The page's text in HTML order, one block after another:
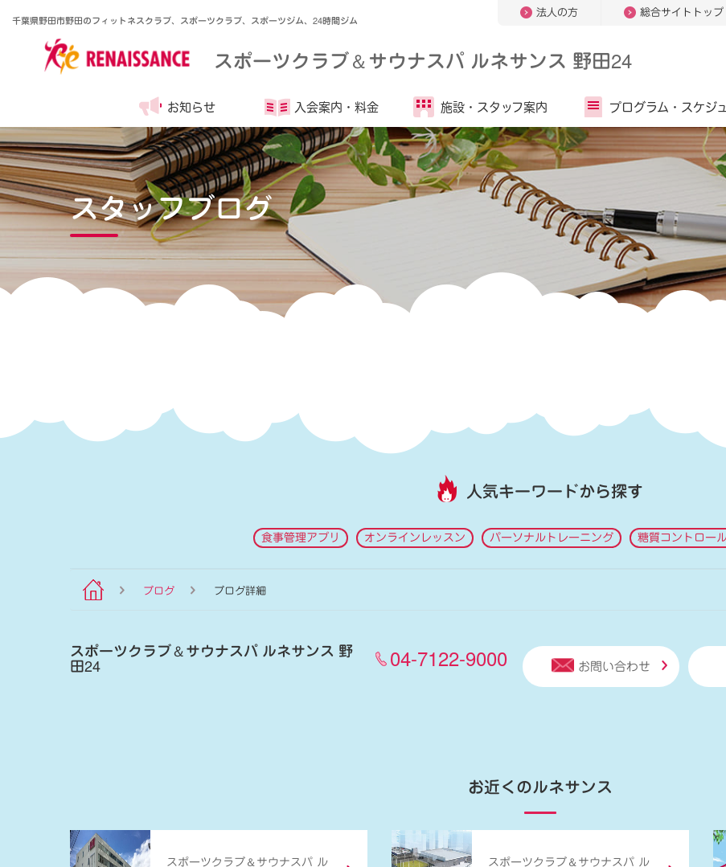
千葉県野田市野田のフィットネスクラブ、スポーツクラブ、スポーツジム、24時間ジム
法人の方 総合サイトトップ
スポーツクラブ＆サウナスパ ルネサンス 野田24
お知らせ 入会案内・ 料金 施設・ スタッフ案内 プログラム・ スケジ
スタッフブログ
人気キーワードから探す
食事管理アプリ オンラインレッスン パーソナルトレーニング 糖質コントロー
ブログ ブログ詳細
スポーツクラブ＆サウナスパ ルネサンス 野
田24 04-7122-9000 お問い合わせ
お近くのルネサンス
スポーツクラブ ＆ サウナスパ ル
スポーツクラブ ＆ サウナスパ ル